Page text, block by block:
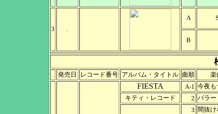
3
A
B
発売日 レコード番号 アルバム・タイトル 曲順 楽
FIESTA A-1 今夜も
キティ・レコード
2 バラー
3 間抜